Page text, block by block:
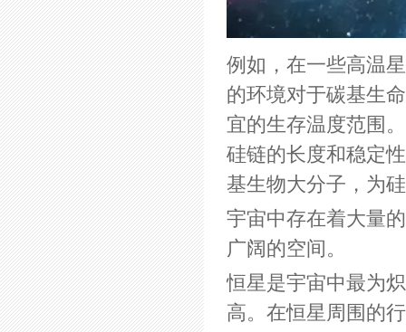
例如，在一些高温
的环境对于碳基生
宜的生存温度范围
硅链的长度和稳定
基生物大分子，为
宇宙中存在着大量
广阔的空间。
恒星是宇宙中最为
高。在恒星周围的